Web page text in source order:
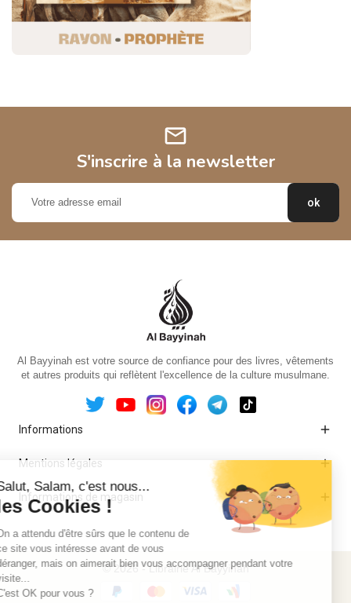
mail
S'inscrire à la newsletter
Al Bayyinah est votre source de confiance pour des livres, vêtements
et autres produits qui reflètent l'excellence de la culture musulmane.
Informations 
Mentions légales 
Informations de magasin 
© 2026 - Librairie Al Bayyinah